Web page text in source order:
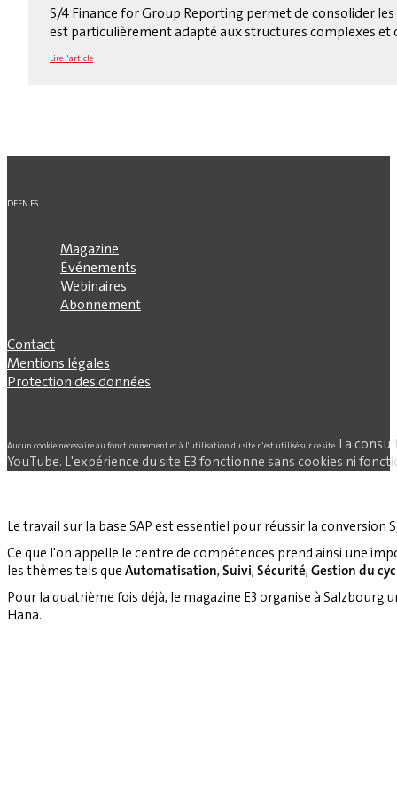
S/4 Finance for Group Reporting permet de consolider
est particulièrement adapté aux structures complexes
Lire l'article
DEEN ES
Magazine
Événements
Webinaires
Abonnement
Contact
Mentions légales
Protection des données
Aucun cookie nécessaire au fonctionnement et à l'utilisation du site n'est utilisé sur ce site. La
YouTube. L'expérience du site E3 fonctionne sans cookies ni
Le travail sur la base SAP est essentiel pour réussir la conversion
Ce que l'on appelle le centre de compétences prend ainsi une
les thèmes tels que Automatisation, Suivi, Sécurité, Gestion du
Pour la quatrième fois déjà, le magazine E3 organise à
Hana.